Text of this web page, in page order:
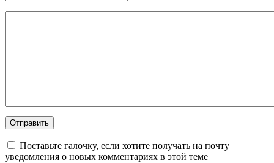
Поставьте галочку, если хотите получать на почту
уведомления о новых комментариях в этой теме